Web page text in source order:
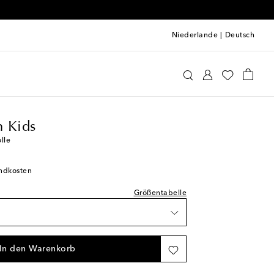
Niederlande Deutsch
Kids
Größentabelle
In den Warenkorb